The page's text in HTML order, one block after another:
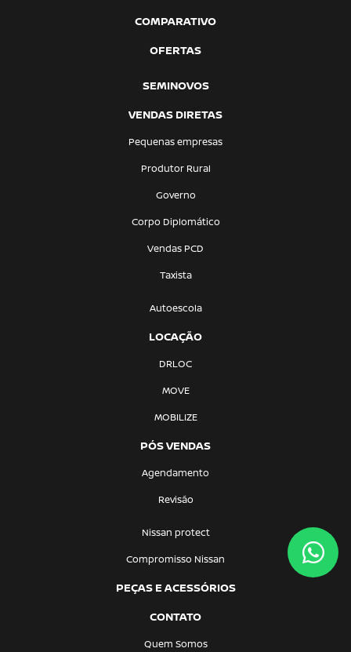
COMPARATIVO
OFERTAS
SEMINOVOS
VENDAS DIRETAS
Pequenas empresas
Produtor Rural
Governo
Corpo Diplomático
Vendas PCD
Taxista
Autoescola
LOCAÇÃO
DRLOC
MOVE
MOBILIZE
PÓS VENDAS
Agendamento
Revisão
Nissan protect
Compromisso Nissan
PEÇAS E ACESSÓRIOS
CONTATO
Quem Somos